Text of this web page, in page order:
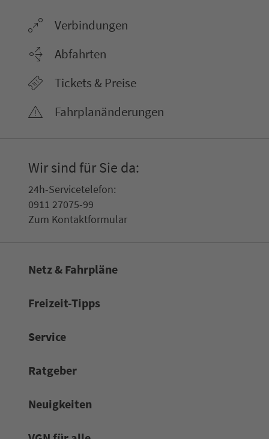
Ver­bin­dungen
Abfahrten
Tickets & Preise
Fahr­plan­ände­rungen
Wir sind für Sie da:
24h-Ser­vice­te­le­fon:
0911 27075-99
Zum Kon­taktformular
Netz & Fahrpläne
Frei­zeit-Tipps
Service
Rat­ge­ber
Neuigkeiten